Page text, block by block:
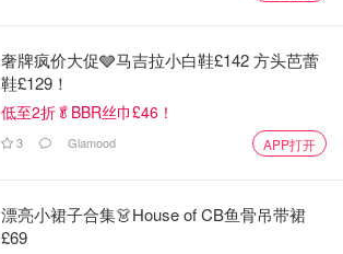
奢牌疯价大促🩶马吉拉小白鞋£142 方头芭蕾
鞋£129！
低至2折🥬BBR丝巾£46！
3 Glamood APP打开
漂亮小裙子合集👗House of CB鱼骨吊带裙
£69